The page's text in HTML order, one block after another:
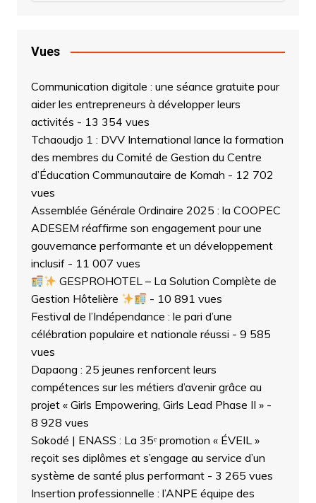
Vues
Communication digitale : une séance gratuite pour
aider les entrepreneurs à développer leurs
activités - 13 354 vues
Tchaoudjo 1 : DVV International lance la formation
des membres du Comité de Gestion du Centre
d’Éducation Communautaire de Komah - 12 702
vues
Assemblée Générale Ordinaire 2025 : la COOPEC
ADESEM réaffirme son engagement pour une
gouvernance performante et un développement
inclusif- 11 007 vues
GESPROHOTEL – La Solution Complète de
Gestion Hôtelière
- 10 891 vues
Festival de l’Indépendance : le pari d’une
célébration populaire et nationale réussi - 9 585
vues
Dapaong : 25 jeunes renforcent leurs
compétences sur les métiers d’avenir grâce au
projet « Girls Empowering, Girls Lead Phase II »-
8 928 vues
Sokodé | ENASS : La 35ᵉ promotion « ÉVEIL »
reçoit ses diplômes et s’engage au service d’un
système de santé plus performant- 3 265 vues
Insertion professionnelle : l’ANPE équipe des